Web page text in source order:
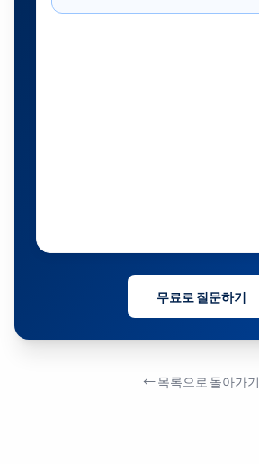
무료로 질문하기
← 목록으로 돌아가기